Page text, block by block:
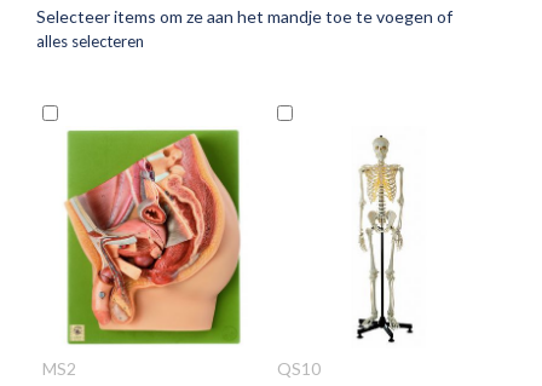
Selecteer items om ze aan het mandje toe te voegen of
alles selecteren
Winkelwagen
MS2
Winkelwagen
QS10